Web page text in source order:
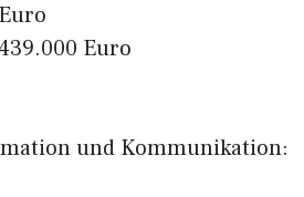
Euro
und Kommunikation: